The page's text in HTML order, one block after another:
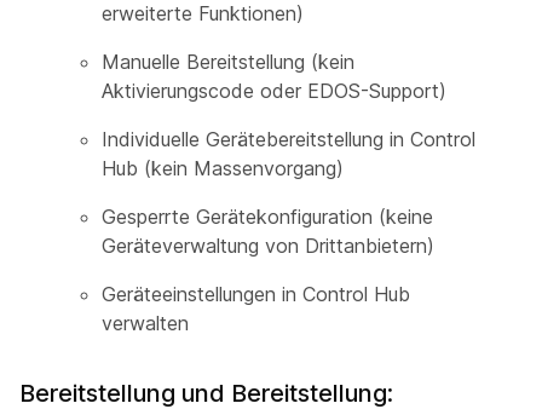
erweiterte Funktionen)
Manuelle Bereitstellung (kein
Aktivierungscode oder EDOS-Support)
Individuelle Gerätebereitstellung in Control
Hub (kein Massenvorgang)
Gesperrte Gerätekonfiguration (keine
Geräteverwaltung von Drittanbietern)
Geräteeinstellungen in Control Hub
verwalten
Bereitstellung und Bereitstellung: